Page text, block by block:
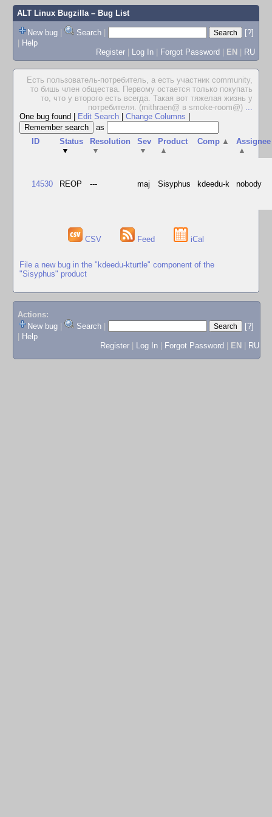
ALT Linux Bugzilla– Bug List
New bug | Search |
[?]
| Help
Register | Log In | Forgot Password | EN | RU
Есть пользователь-потребитель, а есть участник community,
то бишь член общества. Первому остается только покупать
то, что у второго есть всегда. Такая вот тяжелая жизнь у
потребителя. (mithraen@ в smoke-room@) ...
One bug found
Edit Search Change Columns
as
ID
Status
▼
Resolution
▼
Sev
▼
Product
▲
Comp ▲
Assignee
▲
14530 REOP --- maj Sisyphus kdeedu-k nobody
CSV Feed iCal
File a new bug in the "kdeedu-kturtle" component of the
"Sisyphus" product
Actions:
New bug
Search
[?]
Help
Register
Log In Forgot Password EN RU